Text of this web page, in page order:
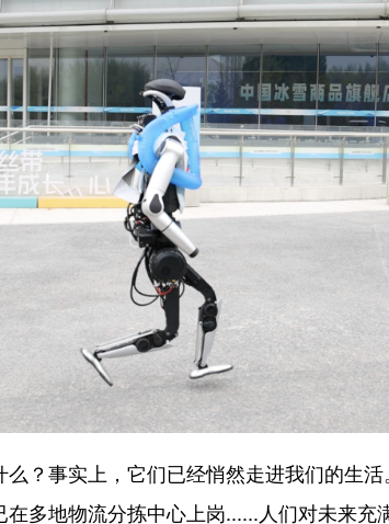
事实上，它们已经悄然走进我们的生活
多地物流分拣中心上岗......人们对未来充